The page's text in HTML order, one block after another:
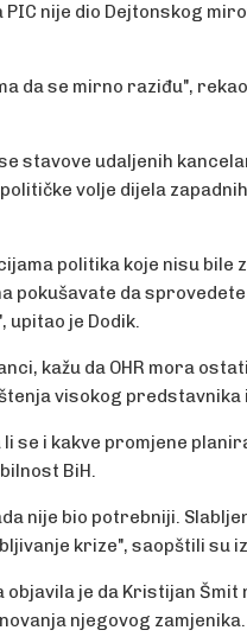
nije dio Dejtonskog
da se mirno raziđu",
stavove udaljenih
volje dijela
politika koje nisu bile
pokušavate da
upitao je Dodik.
kažu da OHR mora
visokog predstavnika
se i kakve promjene
BiH.
nije bio potrebniji.
krize", saopštili su iz
je da Kristijan
njegovog zamjenika.